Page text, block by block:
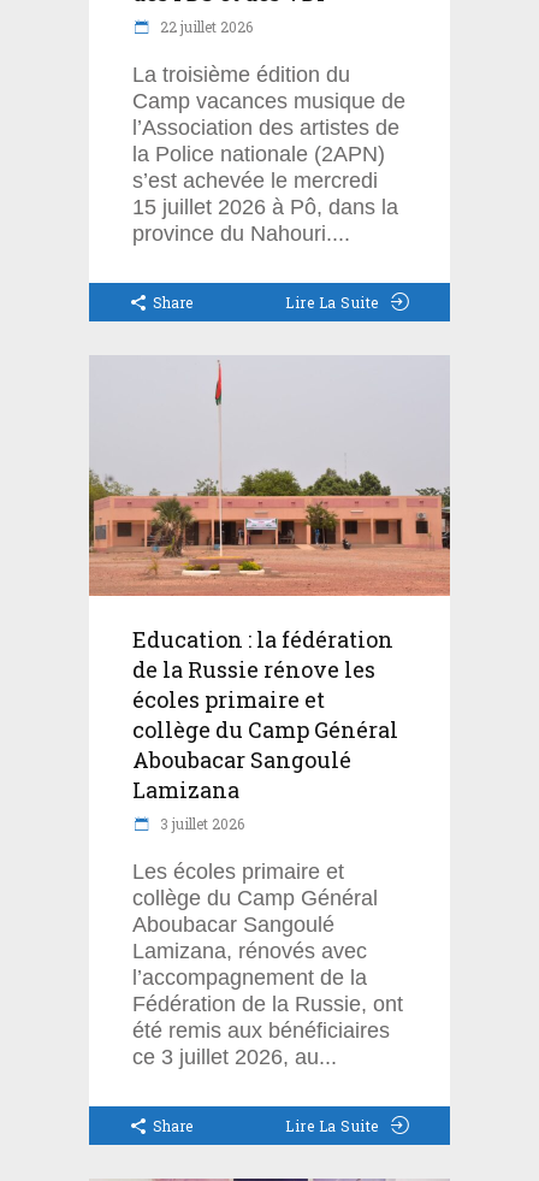
22 juillet 2026
La troisième édition du
Camp vacances musique de
l’Association des artistes de
la Police nationale (2APN)
s’est achevée le mercredi
15 juillet 2026 à Pô, dans la
province du Nahouri.
Share Lire La Suite
Education : la fédération
de la Russie rénove les
écoles primaire et
collège du Camp Général
Aboubacar Sangoulé
Lamizana
3 juillet 2026
Les écoles primaire et
collège du Camp Général
Aboubacar Sangoulé
Lamizana, rénovés avec
l’accompagnement de la
Fédération de la Russie, ont
été remis aux bénéficiaires
ce 3 juillet 2026, au
Share Lire La Suite